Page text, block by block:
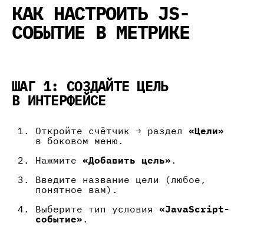
КАК НАСТРОИТЬ JS-
СОБЫТИЕ В МЕТРИКЕ
ШАГ 1: СОЗДАЙТЕ ЦЕЛЬ
В ИНТЕРФЕЙСЕ
Откройте счётчик → раздел «Цели»
в боковом меню.
Нажмите «Добавить цель» .
Введите название цели (любое,
понятное вам).
Выберите тип условия «JavaScript-
событие» .